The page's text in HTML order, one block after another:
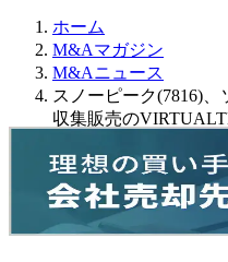
ホーム
M&Aマガジン
M&Aニュース
スノーピーク(7816)
収集販売の